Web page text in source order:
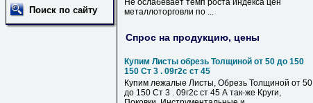
Поиск по сайту
Не ослабевает темп роста индекса цен
металлоторговли по ...
Спрос на продукцию, цены
Купим Листы обрезь Толщиной от 50 до 150
150 Ст 3 . 09г2с ст 45
Купим лежалые Листы, Обрезь Толщиной от 50
до 150 Ст 3 . 09г2с ст 45 А так-же Круги,